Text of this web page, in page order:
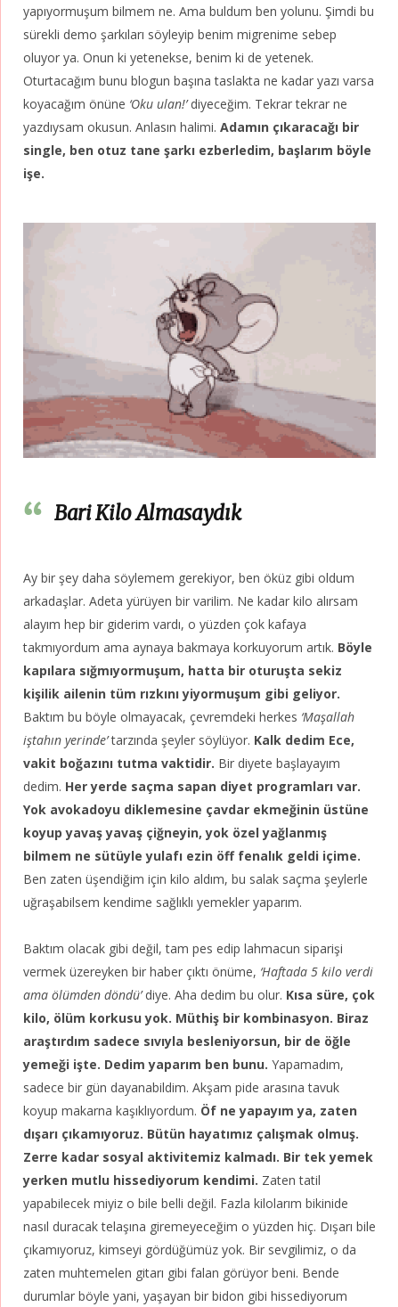
yapıyormuşum bilmem ne. Ama buldum ben yolunu. Şimdi bu
sürekli demo şarkıları söyleyip benim migrenime sebep
oluyor ya. Onun ki yetenekse, benim ki de yetenek.
Oturtacağım bunu blogun başına taslakta ne kadar yazı varsa
koyacağım önüne ‘Oku ulan!’diyeceğim. Tekrar tekrar ne
yazdıysam okusun. Anlasın halimi. Adamın çıkaracağı bir
single, ben otuz tane şarkı ezberledim, başlarım böyle
işe.
Bari Kilo Almasaydık
Ay bir şey daha söylemem gerekiyor, ben öküz gibi oldum
arkadaşlar. Adeta yürüyen bir varilim. Ne kadar kilo alırsam
alayım hep bir giderim vardı, o yüzden çok kafaya
takmıyordum ama aynaya bakmaya korkuyorum artık. Böyle
kapılara sığmıyormuşum, hatta bir oturuşta sekiz
kişilik ailenin tüm rızkını yiyormuşum gibi geliyor.
Baktım bu böyle olmayacak, çevremdeki herkes ‘Maşallah
iştahın yerinde’tarzında şeyler söylüyor. Kalk dedim Ece,
vakit boğazını tutma vaktidir. Bir diyete başlayayım
dedim. Her yerde saçma sapan diyet programları var.
Yok avokadoyu diklemesine çavdar ekmeğinin üstüne
koyup yavaş yavaş çiğneyin, yok özel yağlanmış
bilmem ne sütüyle yulafı ezin öff fenalık geldi içime.
Ben zaten üşendiğim için kilo aldım, bu salak saçma şeylerle
uğraşabilsem kendime sağlıklı yemekler yaparım.
Baktım olacak gibi değil, tam pes edip lahmacun siparişi
vermek üzereyken bir haber çıktı önüme, ‘Haftada 5 kilo verdi
ama ölümden döndü’diye. Aha dedim bu olur. Kısa süre, çok
kilo, ölüm korkusu yok. Müthiş bir kombinasyon. Biraz
araştırdım sadece sıvıyla besleniyorsun, bir de öğle
yemeği işte. Dedim yaparım ben bunu. Yapamadım,
sadece bir gün dayanabildim. Akşam pide arasına tavuk
koyup makarna kaşıklıyordum. Öf ne yapayım ya, zaten
dışarı çıkamıyoruz. Bütün hayatımız çalışmak olmuş.
Zerre kadar sosyal aktivitemiz kalmadı. Bir tek yemek
yerken mutlu hissediyorum kendimi. Zaten tatil
yapabilecek miyiz o bile belli değil. Fazla kilolarım bikinide
nasıl duracak telaşına giremeyeceğim o yüzden hiç. Dışarı bile
çıkamıyoruz, kimseyi gördüğümüz yok. Bir sevgilimiz, o da
zaten muhtemelen gitarı gibi falan görüyor beni. Bende
durumlar böyle yani, yaşayan bir bidon gibi hissediyorum